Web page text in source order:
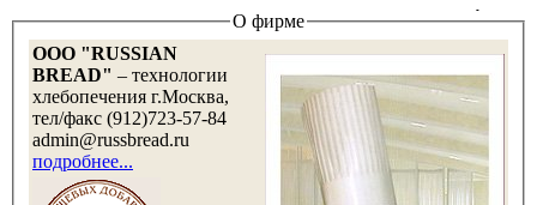
О фирме
OOO "RUSSIAN
BREAD" – технологии
хлебопечения г.Москва,
тел/факс (912)723-57-84
admin@russbread.ru
подробнее...